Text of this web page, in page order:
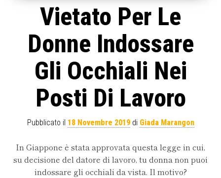
Vietato Per Le
Donne Indossare
Gli Occhiali Nei
Posti Di Lavoro
Pubblicato il 18 Novembre 2019di Giada Marangon
In Giappone è stata approvata questa legge in cui,
su decisione del datore di lavoro, tu donna non puoi
indossare gli occhiali da vista. Il motivo?